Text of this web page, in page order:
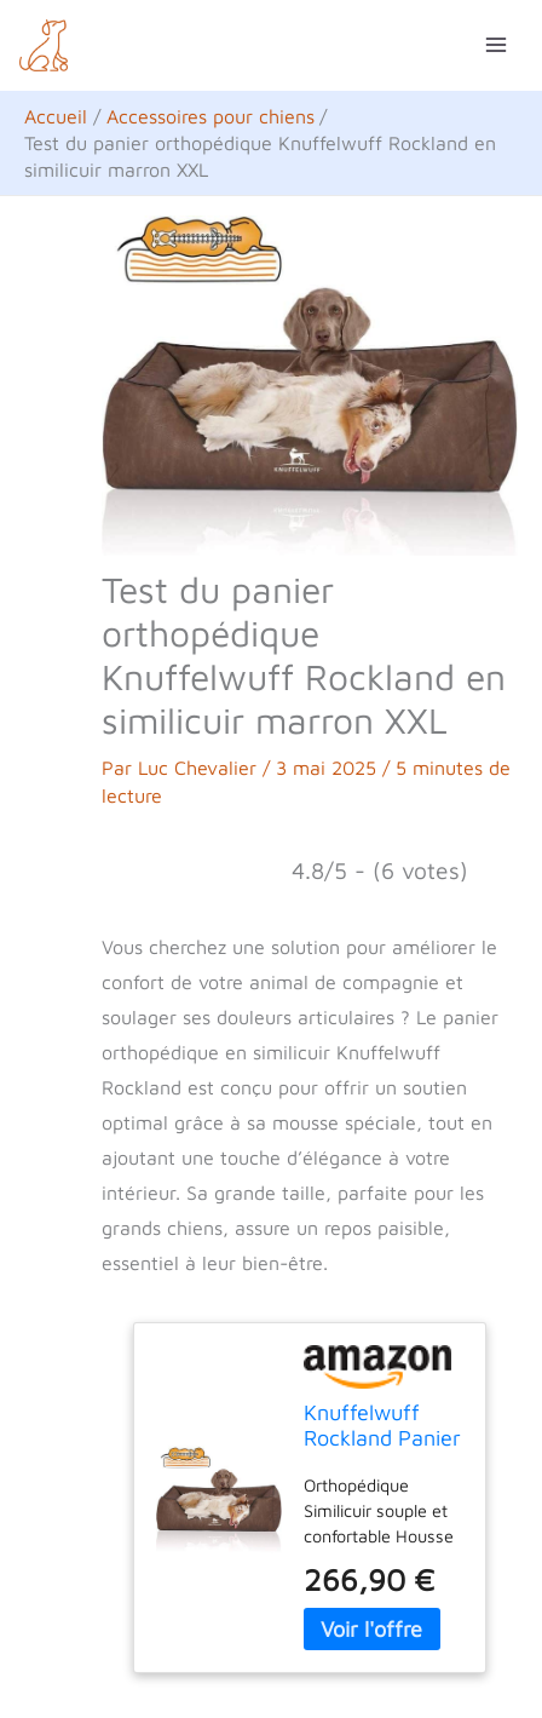
contenu
Accueil
Accessoires pour chiens
Test du panier orthopédique Knuffelwuff Rockland en
similicuir marron XXL
Test du panier
orthopédique
Knuffelwuff Rockland en
similicuir marron XXL
Par Luc Chevalier / 3 mai 2025 / 5 minutes de
lecture
4.8/5 - (6 votes)
Vous cherchez une solution pour améliorer le
confort de votre animal de compagnie et
soulager ses douleurs articulaires ? Le panier
orthopédique en similicuir Knuffelwuff
Rockland est conçu pour offrir un soutien
optimal grâce à sa mousse spéciale, tout en
ajoutant une touche d’élégance à votre
intérieur. Sa grande taille, parfaite pour les
grands chiens, assure un repos paisible,
essentiel à leur bien-être.
Knuffelwuff
Rockland Panier
en Similicuir
Grande Marron
Taille XXXL 155
x 105 cm
Orthopédique
Similicuir souple et
confortable Housse
avec lingette
humide ou à l'
aspirateur
266,90 €
e
c
h
e